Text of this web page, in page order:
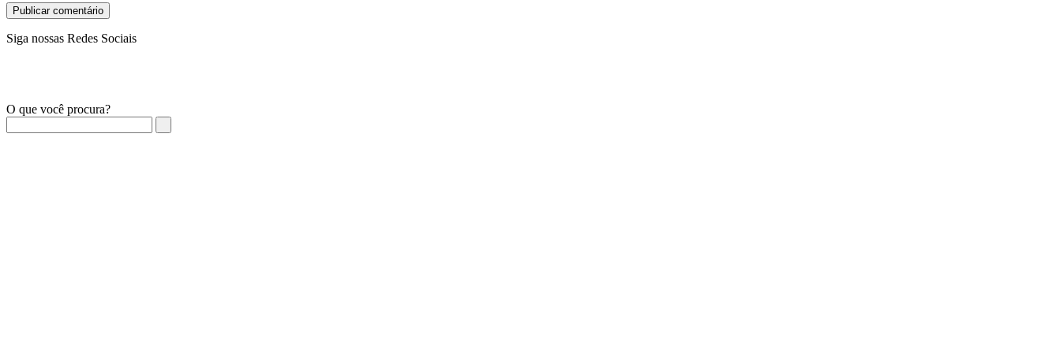
Siga nossas Redes Sociais
O que você procura?